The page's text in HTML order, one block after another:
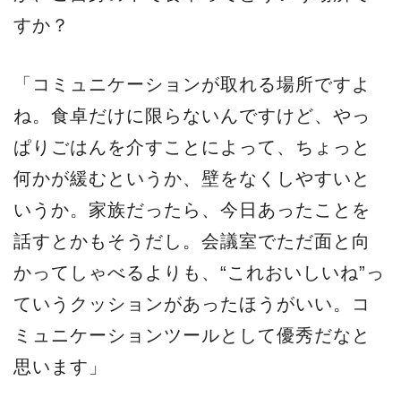
すか？
「コミュニケーションが取れる場所ですよ
ね。食卓だけに限らないんですけど、やっ
ぱりごはんを介すことによって、ちょっと
何かが緩むというか、壁をなくしやすいと
いうか。家族だったら、今日あったことを
話すとかもそうだし。会議室でただ面と向
かってしゃべるよりも、“これおいしいね”っ
ていうクッションがあったほうがいい。コ
ミュニケーションツールとして優秀だなと
思います」